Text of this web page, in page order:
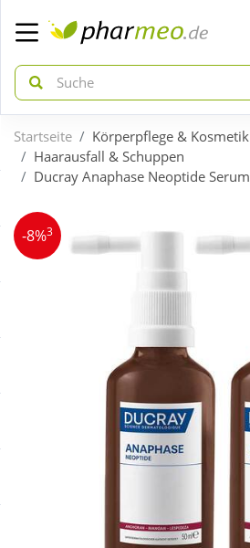
zurück
Aktuelle Coupons
zurück
Arzneimittel
Körperpflege & Kosmetik
Liebe & Erotik
Startseite Körperpflege & Kosmetik
Haarausfall & Schuppen
Ducray Anaphase Neoptide Serum
-8%3